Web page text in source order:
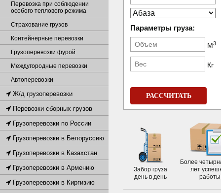
Параметры груза:
М3
Кг
РАССЧИТАТЬ
Забор груза
день в день
Более
лет
работы
Перевозка при соблюдении
особого теплового режима
Страхование грузов
Контейнерные перевозки
Грузоперевозки фурой
Междугородные перевозки
Автоперевозки
Ж/д грузоперевозки
Перевозки сборных грузов
Грузоперевозки по России
Грузоперевозки в Белоруссию
Грузоперевозки в Казахстан
Грузоперевозки в Армению
Грузоперевозки в Киргизию